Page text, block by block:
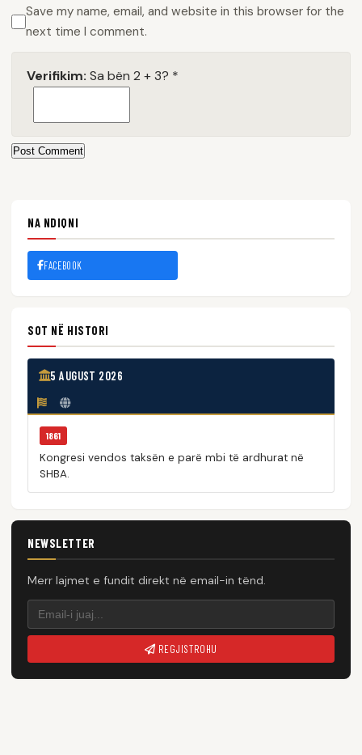
Save my name, email, and website in this browser for the
next time I comment.
Verifikim: Sa bën 2 + 3? *
Post Comment
NA NDIQNI
FACEBOOK
SOT NË HISTORI
5 AUGUST 2026
1861
Kongresi vendos taksën e parë mbi të ardhurat në
SHBA.
NEWSLETTER
Merr lajmet e fundit direkt në email-in tënd.
REGJISTROHU